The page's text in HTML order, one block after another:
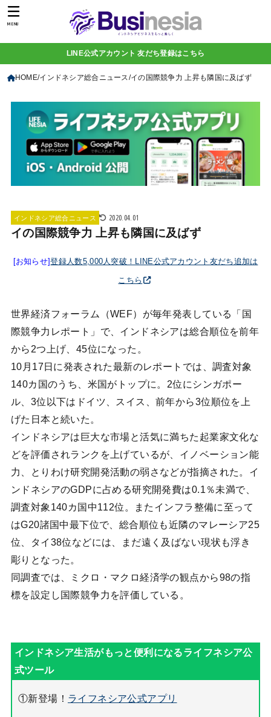
MENU
LINE公式アカウント 友だち登録はこちら
HOME インドネシア総合ニュース イの国際競争力 上昇も隣国に及ばず
インドネシア総合ニュース 2020.04.01
イの国際競争力 上昇も隣国に及ばず
[お知らせ]登録人数5,000人突破！LINE公式アカウント友だち追加は
こちら
世界経済フォーラム（WEF）が毎年発表している「国
際競争力レポート」で、インドネシアは総合順位を前年
から2つ上げ、45位になった。
10月17日に発表された最新のレポートでは、調査対象
140カ国のうち、米国がトップに。2位にシンガポー
ル、3位以下はドイツ、スイス、前年から3位順位を上
げた日本と続いた。
インドネシアは巨大な市場と活気に満ちた起業家文化な
どを評価されランクを上げているが、イノベーション能
力、とりわけ研究開発活動の弱さなどが指摘された。イ
ンドネシアのGDPに占める研究開発費は0.1％未満で、
調査対象140カ国中112位。またインフラ整備に至って
はG20諸国中最下位で、総合順位も近隣のマレーシア25
位、タイ38位などには、まだ遠く及ばない現状も浮き
彫りとなった。
同調査では、ミクロ・マクロ経済学の観点から98の指
標を設定し国際競争力を評価している。
①新登場！ ライフネシア公式アプリ